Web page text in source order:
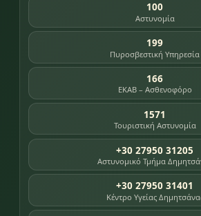
100
Αστυνομία
199
Πυροσβεστική Υπηρεσία
166
ΕΚΑΒ – Ασθενοφόρο
1571
Τουριστική Αστυνομία
+30 27950 31205
Αστυνομικό Τμήμα
+30 27950 31401
Κέντρο Υγείας